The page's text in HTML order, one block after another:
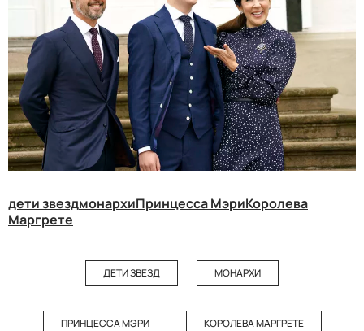
дети звездмонархиПринцесса МэриКоролева
Маргрете
ДЕТИ ЗВЕЗД МОНАРХИ
ПРИНЦЕССА МЭРИ КОРОЛЕВА МАРГРЕТЕ